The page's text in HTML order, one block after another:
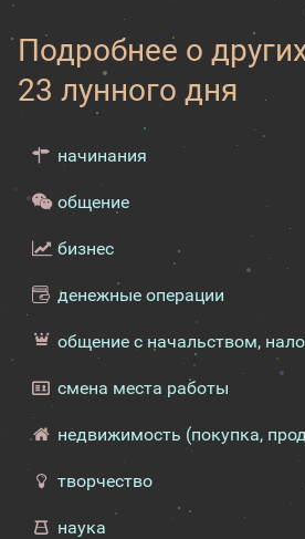
Подробнее о
23 лунного дня
начинания
общение
бизнес
денежные операции
общение с начальством,
смена места работы
недвижимость (покупка,
творчество
наука